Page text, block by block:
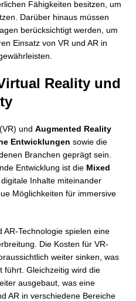
Fähigkeiten besitzen, um
Darüber hinaus müssen
berücksichtigt werden, um
Einsatz von VR und AR in
Reality und
und Augmented Reality
Entwicklungen sowie die
Branchen geprägt sein.
Entwicklung ist die Mixed
digitale Inhalte miteinander
Möglichkeiten für immersive
Technologie spielen eine
Die Kosten für VR-
weiter sinken, was
führt. Gleichzeitig wird die
ausgebaut, was eine
AR in verschiedene Bereiche